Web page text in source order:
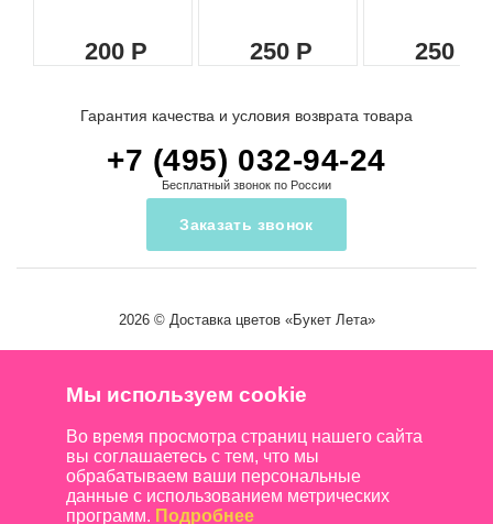
200 250 250
Гарантия качества и условия возврата товара
+7 (495) 032-94-24
Бесплатный звонок по России
Заказать звонок
2026 © Доставка цветов«Букет Лета»
Мы используем cookie
Во время просмотра страниц нашего сайта
вы соглашаетесь с тем, что мы
обрабатываем ваши персональные
данные с использованием метрических
программ. Подробнее